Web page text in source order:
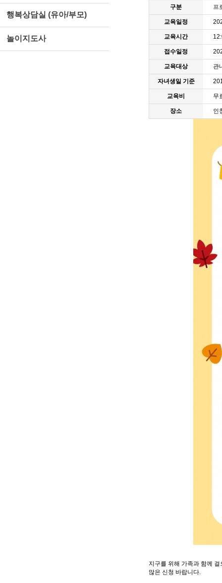
행복상담실 (유아/부모)
놀이지도사
구분 프
교육일정
교육시간
접수일정
교육대상 관
자녀생일 기준
교육비 무
장소 인
지구를 위해 가족과 함께
많은 신청 바랍니다.